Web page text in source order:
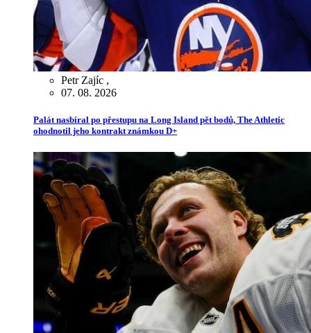
Petr Zajíc ,
07. 08. 2026
Palát nasbíral po přestupu na Long Island pět bodů, The Athletic
ohodnotil jeho kontrakt známkou D+